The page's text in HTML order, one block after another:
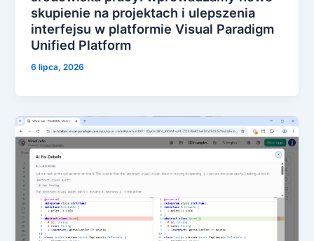
skupienie na projektach i ulepszenia
interfejsu w platformie Visual Paradigm
Unified Platform
6 lipca, 2026